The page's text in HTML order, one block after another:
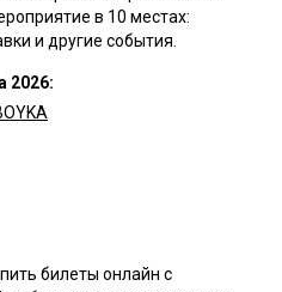
в 10 местах:
и другие события.
2026:
билеты онлайн с